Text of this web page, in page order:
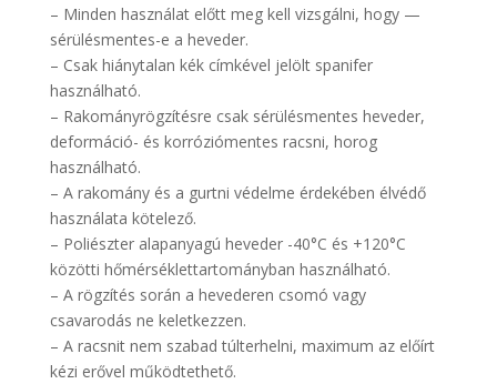
– Minden használat előtt meg kell vizsgálni, hogy —
sérülésmentes-e a heveder.
– Csak hiánytalan kék címkével jelölt spanifer
használható.
– Rakományrögzítésre csak sérülésmentes heveder,
deformáció- és korróziómentes racsni, horog
használható.
– A rakomány és a gurtni védelme érdekében élvédő
használata kötelező.
– Poliészter alapanyagú heveder -40°C és +120°C
közötti hőmérséklettartományban használható.
– A rögzítés során a hevederen csomó vagy
csavarodás ne keletkezzen.
– A racsnit nem szabad túlterhelni, maximum az előírt
kézi erővel működtethető.